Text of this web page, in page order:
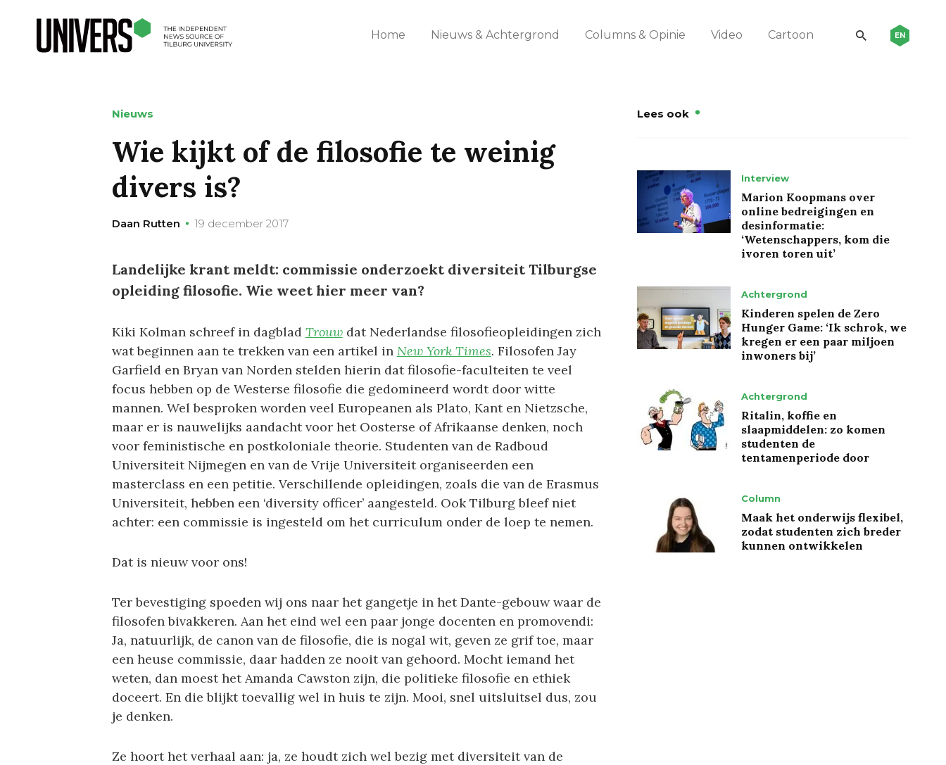
Home Nieuws & Achtergrond Columns & Opinie Video Cartoon EN
Nieuws
Wie kijkt of de filosofie te weinig
divers is?
Daan Rutten 19 december 2017
Landelijke krant meldt: commissie onderzoekt diversiteit Tilburgse
opleiding filosofie. Wie weet hier meer van?
Kiki Kolman schreef in dagblad Trouw dat Nederlandse filosofieopleidingen zich
wat beginnen aan te trekken van een artikel in New York Times. Filosofen Jay
Garfield en Bryan van Norden stelden hierin dat filosofie-faculteiten te veel
focus hebben op de Westerse filosofie die gedomineerd wordt door witte
mannen. Wel besproken worden veel Europeanen als Plato, Kant en Nietzsche,
maar er is nauwelijks aandacht voor het Oosterse of Afrikaanse denken, noch
voor feministische en postkoloniale theorie. Studenten van de Radboud
Universiteit Nijmegen en van de Vrije Universiteit organiseerden een
masterclass en een petitie. Verschillende opleidingen, zoals die van de Erasmus
Universiteit, hebben een ‘diversity officer’ aangesteld. Ook Tilburg bleef niet
achter: een commissie is ingesteld om het curriculum onder de loep te nemen.
Dat is nieuw voor ons!
Ter bevestiging spoeden wij ons naar het gangetje in het Dante-gebouw waar de
filosofen bivakkeren. Aan het eind wel een paar jonge docenten en promovendi:
Ja, natuurlijk, de canon van de filosofie, die is nogal wit, geven ze grif toe, maar
een heuse commissie, daar hadden ze nooit van gehoord. Mocht iemand het
weten, dan moest het Amanda Cawston zijn, die politieke filosofie en ethiek
doceert. En die blijkt toevallig wel in huis te zijn. Mooi, snel uitsluitsel dus, zou
je denken.
Ze hoort het verhaal aan: ja, ze houdt zich wel bezig met diversiteit van de
Lees ook
Interview
Marion Koopmans over
online bedreigingen en
desinformatie:
‘Wetenschappers, kom die
ivoren toren uit’
Achtergrond
Kinderen spelen de Zero
Hunger Game: ‘Ik schrok, we
kregen er een paar miljoen
inwoners bij’
Achtergrond
Ritalin, koffie en
slaapmiddelen: zo komen
studenten de
tentamenperiode door
Column
Maak het onderwijs flexibel,
zodat studenten zich breder
kunnen ontwikkelen